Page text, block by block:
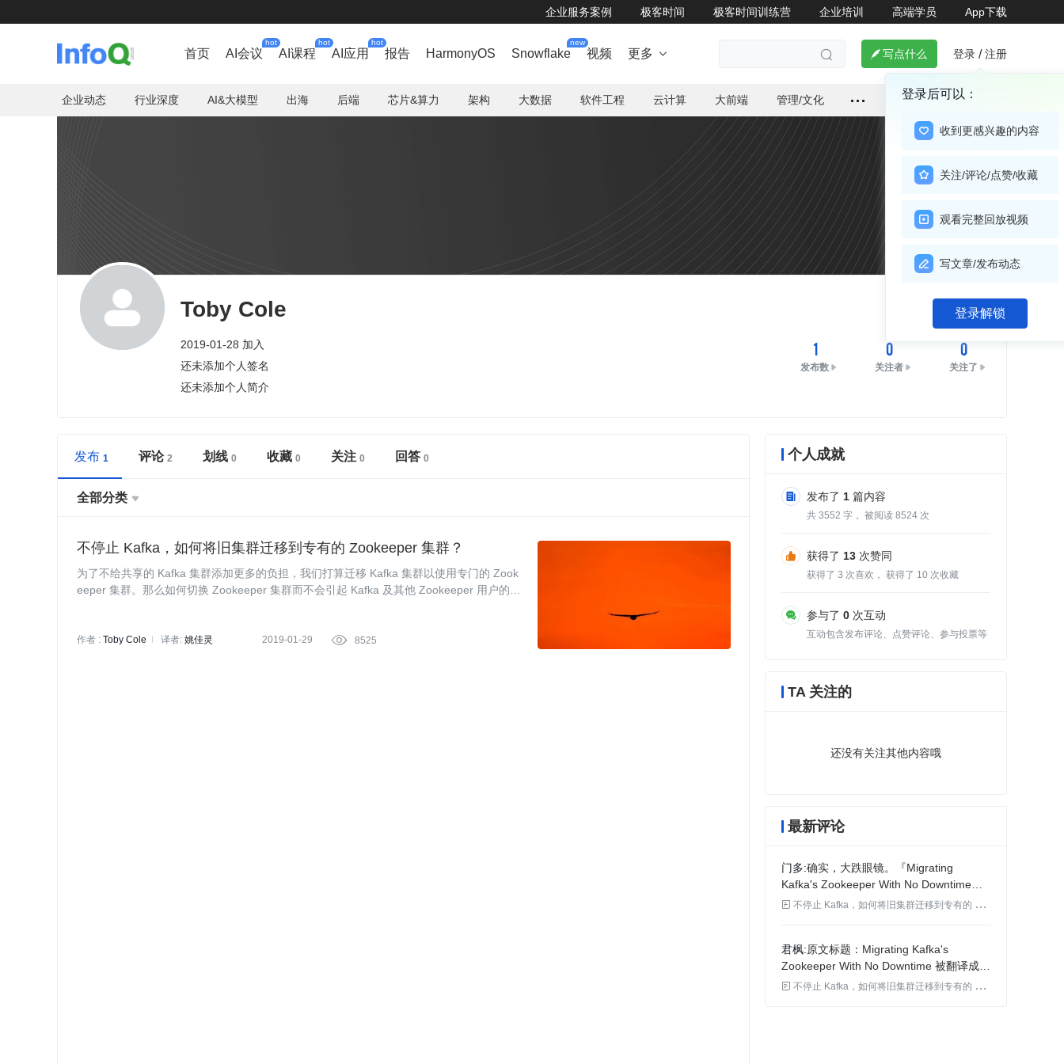
企业服务案例 极客时间 极客时间训练营 企业培训 高端学员 App下载
首页 AI会议
hot
AI课程
hot
AI应用
hot
报告 HarmonyOS Snowflake
new
视频 更多    写点什么 登录 / 注册
登录后可以：
收到更感兴趣的内容
关注/评论/点赞/收藏
观看完整回放视频
写文章/发布动态
登录解锁
企业动态 行业深度 AI&大模型 出海 后端 芯片&算力 架构 大数据 软件工程 云计算 大前端 管理/文化
Toby Cole
2019-01-28 加入
还未添加个人签名
还未添加个人简介
关注
1
发布数
0
关注者
0
关注了
发布 评论 划线 收藏 关注 回答
全部分类 
不停止 Kafka，如何将旧集群迁移到专有的 Zookeeper 集群？
为了不给共享的 Kafka 集群添加更多的负担，我们打算迁移 Kafka 集群以使用专门的 Zook
eeper 集群。那么如何切换 Zookeeper 集群而不会引起 Kafka 及其他 Zookeeper 用户的注
作者 : Toby Cole 译者: 姚佳灵 2019-01-29  8525
个人成就
发布了 1 篇内容
共 3552 字， 被阅读 8524 次
获得了 13 次赞同
获得了 3 次喜欢， 获得了 10 次收藏
参与了 0 次互动
互动包含发布评论、点赞评论、参与投票等
TA 关注的
还没有关注其他内容哦
最新评论
门多 确实，大跌眼镜。『Migrating
Kafka's Zookeeper With No Downtime』
被翻译成『抛弃 Kafka 的 Zookeeper，不
 不停止 Kafka，如何将旧集群迁移到专有的 Zookeeper 集群？
君枫 原文标题：Migrating Kafka's
Zookeeper With No Downtime 被翻译成这
样，文章质量如何把关的？
 不停止 Kafka，如何将旧集群迁移到专有的 Zookeeper 集群？